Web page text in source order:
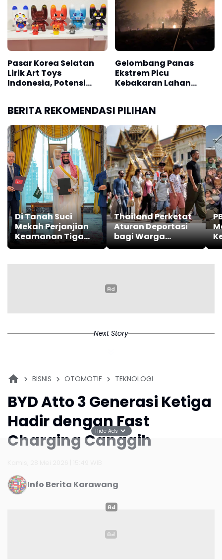
Pasar Korea Selatan
Lirik Art Toys
Indonesia, Potensi
Gelombang Panas
Ekstrem Picu
Kebakaran Lahan
BERITA REKOMENDASI PILIHAN
Di Tanah Suci
Mekah Perjanjian
Keamanan Tiga
Negara Disepakati
Thailand Perketat
Aturan Deportasi
bagi Warga
Negara Asing
Next Story
BISNIS OTOMOTIF TEKNOLOGI
BYD Atto 3 Generasi Ketiga
Hadir dengan Fast
Charging Canggih
Info Berita Karawang
Hide Ads